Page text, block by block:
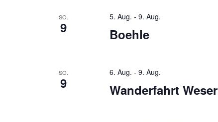
SO.
9 Boehle
5. Aug. - 9. Aug.
SO.
9 Wanderfahrt Weser
6. Aug. - 9. Aug.